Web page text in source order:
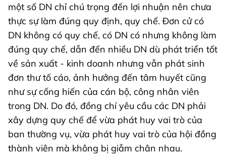
một số DN chỉ chú trọng đến lợi nhuận nên chưa
thực sự làm đúng quy định, quy chế. Đơn cử có
DN không có quy chế, có DN có nhưng không làm
đúng quy chế, dẫn đến nhiều DN dù phát triển tốt
về sản xuất - kinh doanh nhưng vẫn phát sinh
đơn thư tố cáo, ảnh hưởng đến tâm huyết cũng
như sự cống hiến của cán bộ, công nhân viên
trong DN. Do đó, đồng chí yêu cầu các DN phải
xây dựng quy chế để vừa phát huy vai trò của
ban thường vụ, vừa phát huy vai trò của hội đồng
thành viên mà không bị giẫm chân nhau.